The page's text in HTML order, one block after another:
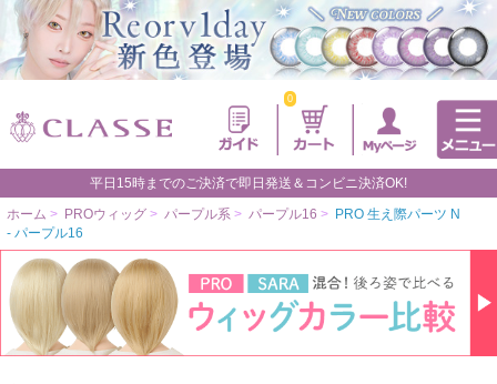
0
平日15時までのご決済で即日発送＆コンビニ決済OK!
ホーム > PROウィッグ > パープル系 > パープル16 > PRO 生え際パーツ N
- パープル16